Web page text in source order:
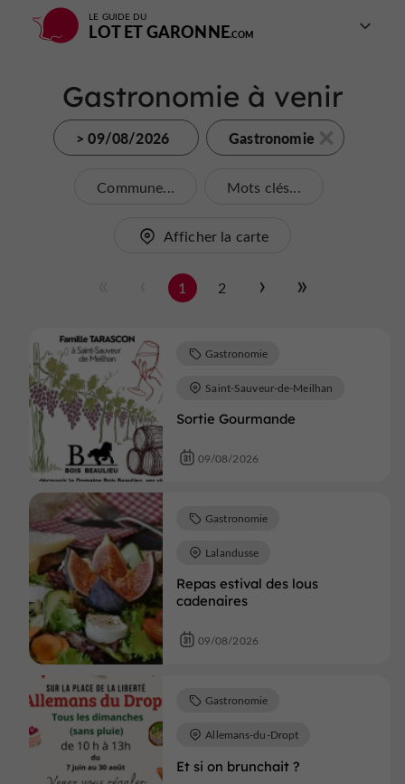
LE GUIDE DU
LOT ET GARONNE
Gastronomie à venir
> 09/08/2026 Gastronomie
Commune... Mots clés...
Afficher la carte
1 2
Sortie Gourmande
Gastronomie
Saint-Sauveur-de-Meilhan
09/08/2026
Repas estival des lous
cadenaires
Gastronomie
Lalandusse
09/08/2026
Et si on brunchait ?
Gastronomie
Allemans-du-Dropt